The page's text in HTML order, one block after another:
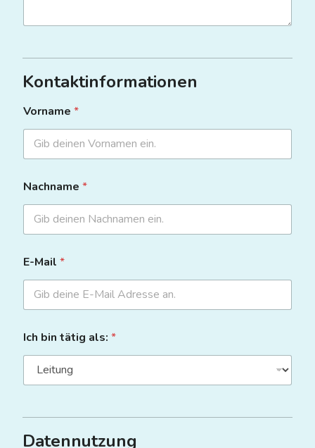
Kontaktinformationen
Vorname *
Nachname *
E-Mail *
Ich bin tätig als: *
Datennutzung